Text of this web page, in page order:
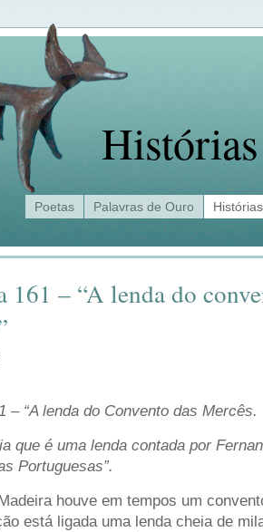
Histórias
Poetas Palavras de Ouro Histórias
161 – “A lenda do
– “A lenda do Convento das Mercês.
que é uma lenda contada por
Portuguesas”.
houve em tempos um
está ligada uma lenda cheia de